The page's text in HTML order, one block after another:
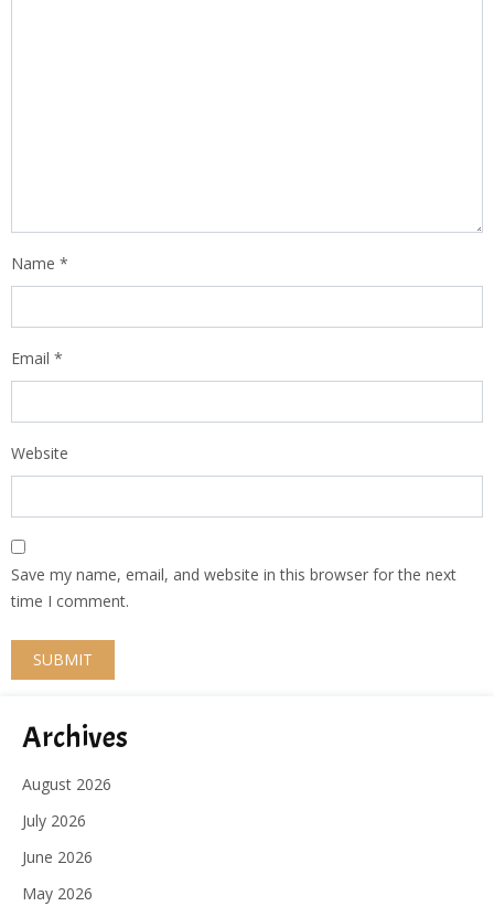
Name *
Email *
Website
Save my name, email, and website in this browser for the next
time I comment.
Archives
August 2026
July 2026
June 2026
May 2026